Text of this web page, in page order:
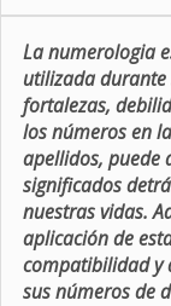
La numerologia
utilizada
fortalezas,
los números en
apellidos, puede
significados
nuestras vidas.
aplicación de
compatibilidad y
sus números de